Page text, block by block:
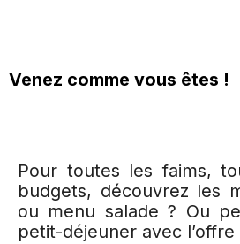
Venez comme vous êtes !
Pour toutes les faims,
budgets, découvrez les
ou menu salade ? Ou
petit-déjeuner avec l’offre